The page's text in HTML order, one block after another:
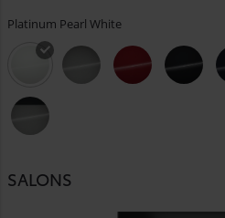
Platinum Pearl White
SALONS